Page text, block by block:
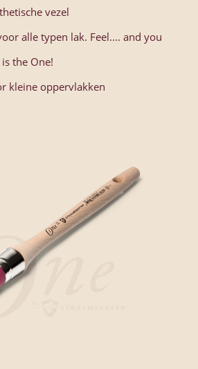
vezel
alle typen lak. Feel.... and you
the One!
kleine oppervlakken